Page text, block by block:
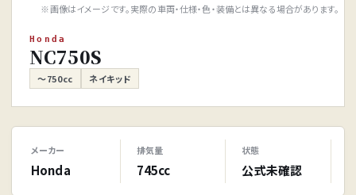
※画像はイメージです。実際の車両・仕様・色・装備とは異なる場合があります。
Honda
NC750S
～750cc ネイキッド
メーカー
Honda
排気量
745cc
状態
公式未確認